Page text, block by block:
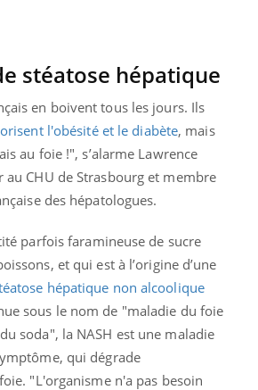
stéatose hépatique
en boivent tous les jours. Ils
l'obésité et le diabète, mais
au foie !", s’alarme Lawrence
au CHU de Strasbourg et membre
des hépatologues.
parfois faramineuse de sucre
et qui est à l’origine d’une
hépatique non alcoolique
sous le nom de "maladie du foie
soda", la NASH est une maladie
qui dégrade
"L'organisme n'a pas besoin